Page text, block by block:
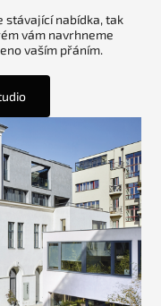
stávající nabídka, tak
vám navrhneme
vaším přáním.